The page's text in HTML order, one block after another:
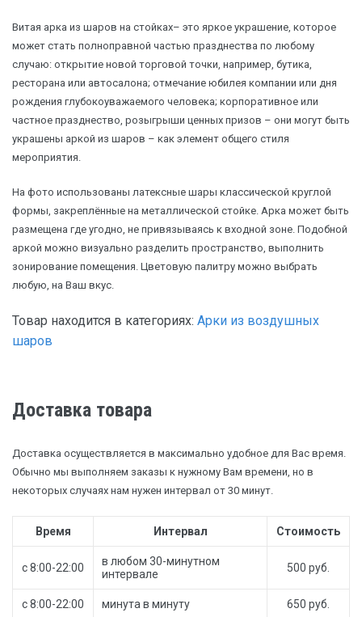
Витая арка из шаров на стойках– это яркое украшение, которое
может стать полноправной частью празднества по любому
случаю: открытие новой торговой точки, например, бутика,
ресторана или автосалона; отмечание юбилея компании или дня
рождения глубокоуважаемого человека; корпоративное или
частное празднество, розыгрыши ценных призов – они могут быть
украшены аркой из шаров – как элемент общего стиля
мероприятия.
На фото использованы латексные шары классической круглой
формы, закреплённые на металлической стойке. Арка может быть
размещена где угодно, не привязываясь к входной зоне. Подобной
аркой можно визуально разделить пространство, выполнить
зонирование помещения. Цветовую палитру можно выбрать
любую, на Ваш вкус.
Товар находится в категориях: Арки из воздушных
шаров
Доставка товара
Доставка осуществляется в максимально удобное для Вас время.
Обычно мы выполняем заказы к нужному Вам времени, но в
некоторых случаях нам нужен интервал от 30 минут.
Время Интервал Стоимость
с 8:00-22:00
в любом 30-минутном
интервале
500 руб.
с 8:00-22:00 минута в минуту 650 руб.